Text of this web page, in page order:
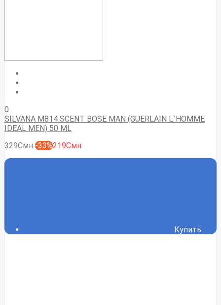
0
SILVANA M814 SCENT BOSE MAN (GUERLAIN L`HOMME
IDEAL MEN) 50 ML
329Смн -33%219Смн
Купить